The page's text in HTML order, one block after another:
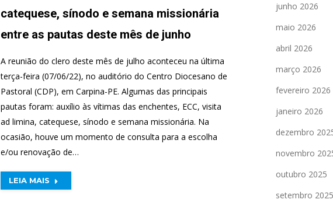
catequese, sínodo e semana missionária
entre as pautas deste mês de junho
A reunião do clero deste mês de julho aconteceu na última
terça-feira (07/06/22), no auditório do Centro Diocesano de
Pastoral (CDP), em Carpina-PE. Algumas das principais
pautas foram: auxílio às vítimas das enchentes, ECC, visita
ad limina, catequese, sínodo e semana missionária. Na
ocasião, houve um momento de consulta para a escolha
e/ou renovação de…
LEIA MAIS
junho 2026
maio 2026
abril 2026
março 2026
fevereiro 2026
janeiro 2026
dezembro
novembro
outubro 2025
setembro 2025